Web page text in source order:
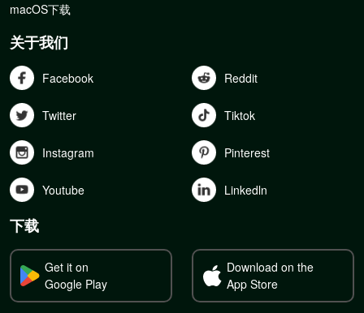
macOS下载
关于我们
Facebook Reddit
Twitter Tiktok
Instagram Pinterest
Youtube Linkedln
下载
Get it on
Google Play
Download on the
App Store